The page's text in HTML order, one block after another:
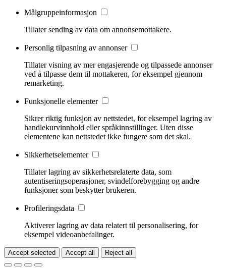
Målgruppeinformasjon
Tillater sending av data om annonsemottakere.
Personlig tilpasning av annonser
Tillater visning av mer engasjerende og tilpassede annonser
ved å tilpasse dem til mottakeren, for eksempel gjennom
remarketing.
Funksjonelle elementer
Sikrer riktig funksjon av nettstedet, for eksempel lagring av
handlekurvinnhold eller språkinnstillinger. Uten disse
elementene kan nettstedet ikke fungere som det skal.
Sikkerhetselementer
Tillater lagring av sikkerhetsrelaterte data, som
autentiseringsoperasjoner, svindelforebygging og andre
funksjoner som beskytter brukeren.
Profileringsdata
Aktiverer lagring av data relatert til personalisering, for
eksempel videoanbefalinger.
Accept selected Accept all Reject all